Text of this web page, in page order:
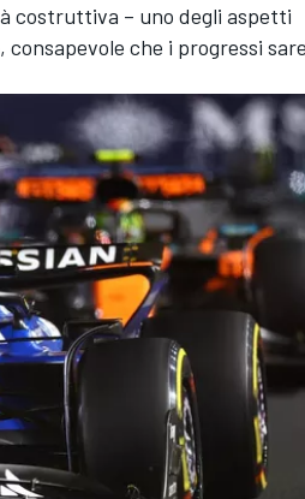
costruttiva – uno degli aspetti
che i progressi